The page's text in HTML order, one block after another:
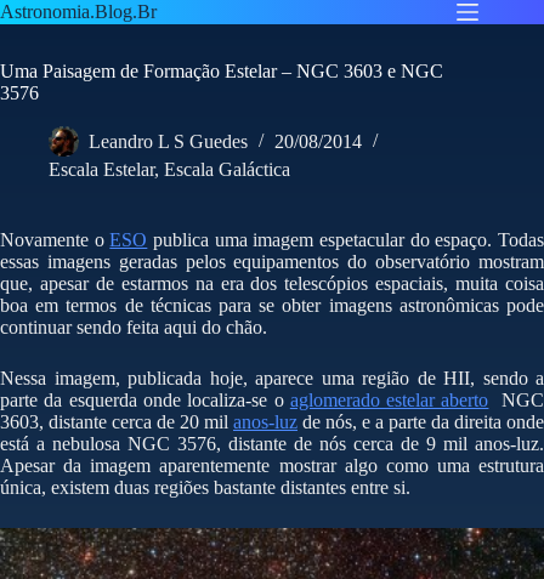
Pular
para
conteúdo
Astronomia.Blog.Br
Uma Paisagem de Formação Estelar – NGC 3603 e NGC
3576
Leandro L S Guedes
20/08/2014
Escala Estelar, Escala Galáctica
Novamente oESO publica uma imagem espetacular do espaço. Todas
essas imagens geradas pelos equipamentos do observatório mostram
que, apesar de estarmos na era dos telescópios espaciais, muita coisa
boa em termos de técnicas para se obter imagens astronômicas pode
continuar sendo feita aqui do chão.
Nessa imagem, publicada hoje, aparece uma região de HII, sendo a
parte da esquerda onde localiza-se o aglomerado estelar aberto NGC
3603, distante cerca de 20 mil anos-luz de nós, e a parte da direita onde
está a nebulosa NGC 3576, distante de nós cerca de 9 mil anos-luz.
Apesar da imagem aparentemente mostrar algo como uma estrutura
única, existem duas regiões bastante distantes entre si.